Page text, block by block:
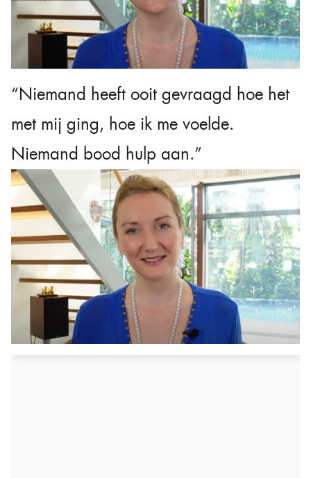
“Niemand heeft ooit gevraagd hoe het
met mij ging, hoe ik me voelde.
Niemand bood hulp aan.”